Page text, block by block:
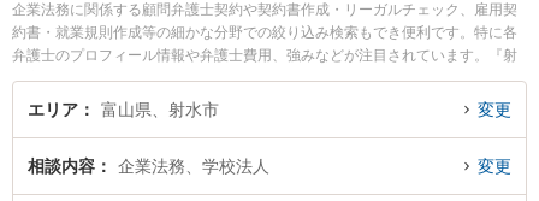
企業法務に関係する顧問弁護士契約や契約書作成・リーガルチェック、雇用契
約書・就業規則作成等の細かな分野での絞り込み検索もでき便利です。特に各
弁護士のプロフィール情報や弁護士費用、強みなどが注目されています。『射
水市で土日や夜間に発生した学校法人のトラブルを今すぐに弁護士に相談した
い』『学校法人のトラブル解決の実績豊富な近くの弁護士を検索したい』『初
エリア 富山県、射水市 変更
相談内容 企業法務、学校法人 変更